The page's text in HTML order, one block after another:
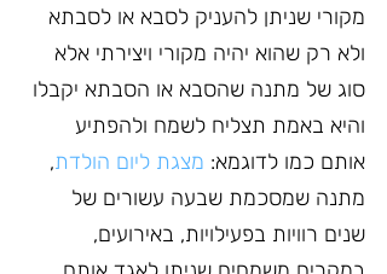
מקורי שניתן להעניק לסבא או לסבתא
ולא רק שהוא יהיה מקורי ויצירתי אלא
סוג של מתנה שהסבא או הסבתא יקבלו
והיא באמת תצליח לשמח ולהפתיע
אותם כמו לדוגמא: מצגת ליום הולדת,
מתנה שמסכמת שבעה עשורים של
שנים רוויות בפעילויות, באירועים,